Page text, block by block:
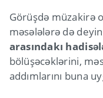
Görüşdə müzakirə
məsələlərə də
arasındakı
bölüşəcəklərini,
addımlarını buna